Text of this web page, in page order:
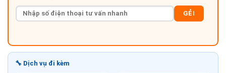
GẺI
🔧 Dịch vụ đi kèm